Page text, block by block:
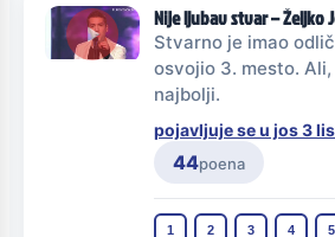
Nije ljubav stvar – Željko
Stvarno je imao
osvojio 3. mesto. Ali,
najbolji.
pojavljuje se u jos 3
44poena
1 2 3 4 5